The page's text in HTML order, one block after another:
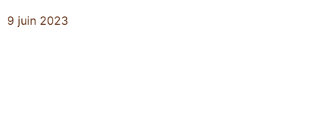
9 juin 2023